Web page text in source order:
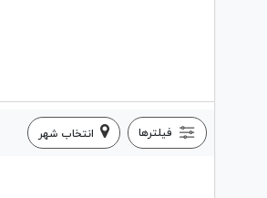
فیلترها انتخاب شهر